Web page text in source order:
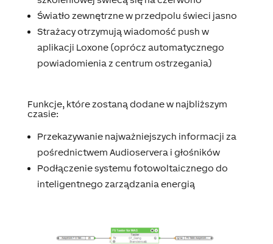
Światło zewnętrzne w przedpolu świeci jasno
Strażacy otrzymują wiadomość push w
aplikacji Loxone (oprócz automatycznego
powiadomienia z centrum ostrzegania)
Funkcje, które zostaną dodane w najbliższym
czasie:
Przekazywanie najważniejszych informacji za
pośrednictwem Audioservera i głośników
Podłączenie systemu fotowoltaicznego do
inteligentnego zarządzania energią